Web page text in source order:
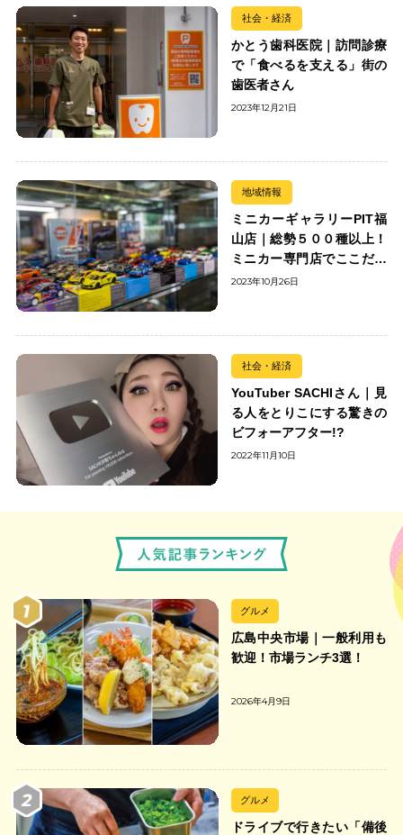
社会・経済
かとう歯科医院｜訪問診療
で「食べるを支える」街の
歯医者さん
2023年12月21日
地域情報
ミニカーギャラリーPIT福
山店｜総勢５００種以上！
ミニカー専門店でここだけ
の出会いを楽しもう
2023年10月26日
社会・経済
YouTuber SACHIさん｜見
る人をとりこにする驚きの
ビフォーアフター!?
2022年11月10日
グルメ
広島中央市場｜一般利用も
歓迎！市場ランチ3選！
2026年4月9日
グルメ
ドライブで行きたい「備後